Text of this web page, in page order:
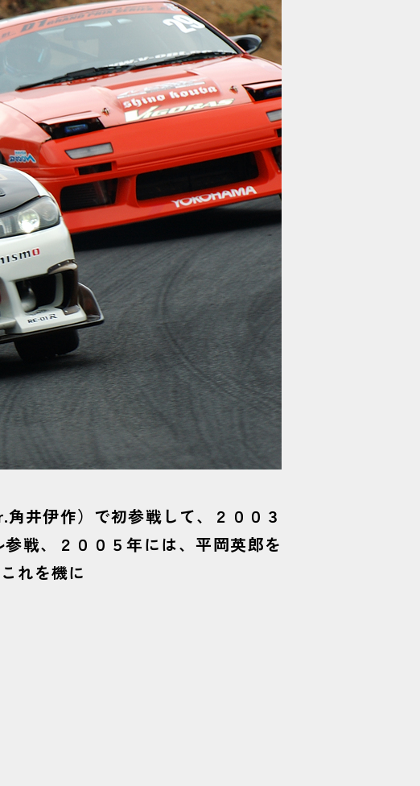
井伊作）で初参戦して、２００３
戦、２００５年には、平岡英郎を
れを機に